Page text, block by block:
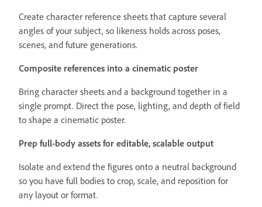
Create character reference sheets that capture several
angles of your subject, so likeness holds across poses,
scenes, and future generations.
Composite references into a cinematic poster
Bring character sheets and a background together in a
single prompt. Direct the pose, lighting, and depth of field
to shape a cinematic poster.
Prep full-body assets for editable, scalable output
Isolate and extend the figures onto a neutral background
so you have full bodies to crop, scale, and reposition for
any layout or format.